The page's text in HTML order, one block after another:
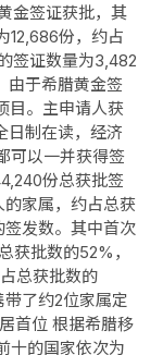
金签证获批，其
12,686份，约占
签证数量为3,482
由于希腊黄金签
目。主申请人获
日制在读，经济
可以一并获得签
份总获批签
家属，约占总获
发数。其中首次
获批数的52%，
总获批数的
了约2位家属定
首位 根据希腊移
十的国家依次为